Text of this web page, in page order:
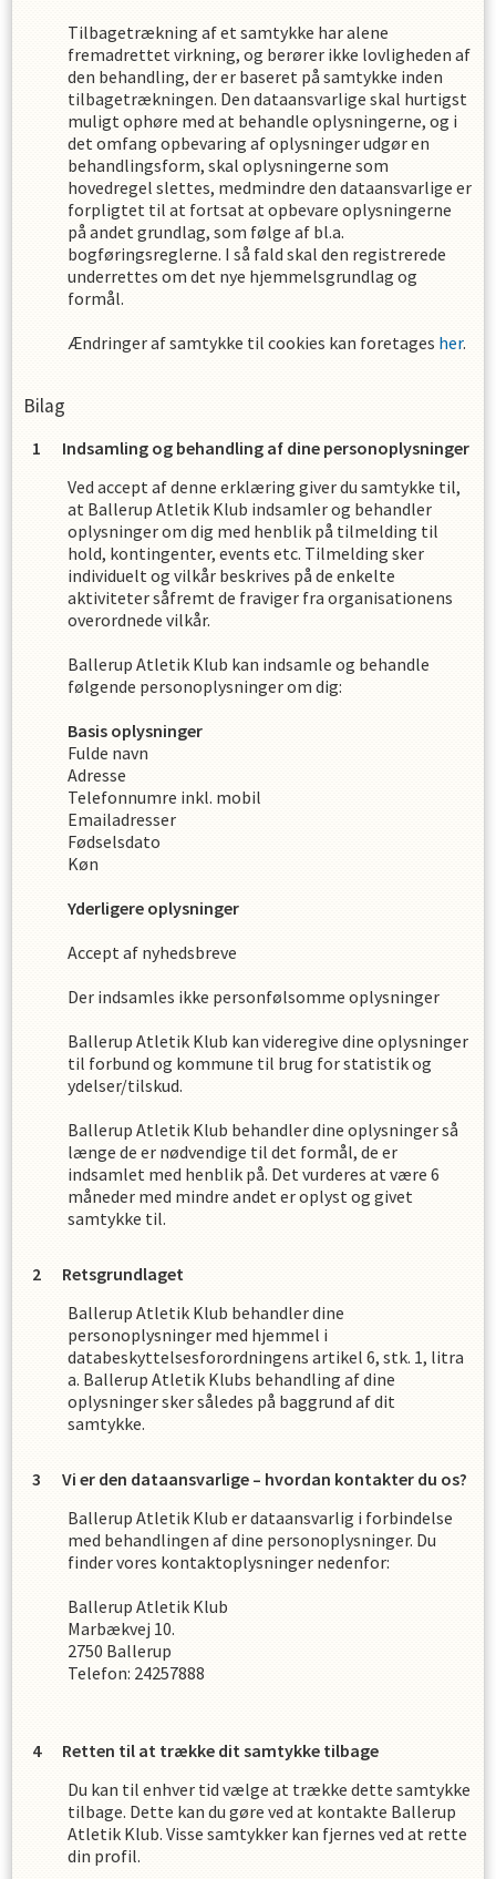
Tilbagetrækning af et samtykke har alene
fremadrettet virkning, og berører ikke lovligheden af
den behandling, der er baseret på samtykke inden
tilbagetrækningen. Den dataansvarlige skal hurtigst
muligt ophøre med at behandle oplysningerne, og i
det omfang opbevaring af oplysninger udgør en
behandlingsform, skal oplysningerne som
hovedregel slettes, medmindre den dataansvarlige er
forpligtet til at fortsat at opbevare oplysningerne
på andet grundlag, som følge af bl.a.
bogføringsreglerne. I så fald skal den registrerede
underrettes om det nye hjemmelsgrundlag og
formål.
Ændringer af samtykke til cookies kan foretages her.
Bilag
Indsamling og behandling af dine personoplysninger
Ved accept af denne erklæring giver du samtykke til,
at Ballerup Atletik Klub indsamler og behandler
oplysninger om dig med henblik på tilmelding til
hold, kontingenter, events etc. Tilmelding sker
individuelt og vilkår beskrives på de enkelte
aktiviteter såfremt de fraviger fra organisationens
overordnede vilkår.
Ballerup Atletik Klub kan indsamle og behandle
følgende personoplysninger om dig:
Basis oplysninger
Fulde navn
Adresse
Telefonnumre inkl. mobil
Emailadresser
Fødselsdato
Køn
Yderligere oplysninger
Accept af nyhedsbreve
Der indsamles ikke personfølsomme oplysninger
Ballerup Atletik Klub kan videregive dine oplysninger
til forbund og kommune til brug for statistik og
ydelser/tilskud.
Ballerup Atletik Klub behandler dine oplysninger så
længe de er nødvendige til det formål, de er
indsamlet med henblik på. Det vurderes at være 6
måneder med mindre andet er oplyst og givet
samtykke til.
Retsgrundlaget
Ballerup Atletik Klub behandler dine
personoplysninger med hjemmel i
databeskyttelsesforordningens artikel 6, stk. 1, litra
a. Ballerup Atletik Klubs behandling af dine
oplysninger sker således på baggrund af dit
samtykke.
Vi er den dataansvarlige – hvordan kontakter du os?
Ballerup Atletik Klub er dataansvarlig i forbindelse
med behandlingen af dine personoplysninger. Du
finder vores kontaktoplysninger nedenfor:
Ballerup Atletik Klub
Marbækvej 10.
2750 Ballerup
Telefon: 24257888
Retten til at trække dit samtykke tilbage
Du kan til enhver tid vælge at trække dette samtykke
tilbage. Dette kan du gøre ved at kontakte Ballerup
Atletik Klub. Visse samtykker kan fjernes ved at rette
din profil.